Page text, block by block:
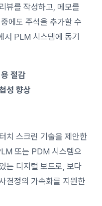
뷰를 작성하고, 메모를
에도 주석을 추가할 수
서 PLM 시스템에 동기
절감
성 향상
치 스크린 기술을 제안한
또는 PDM 시스템으
는 디지털 보드로, 보다
결정의 가속화를 지원한